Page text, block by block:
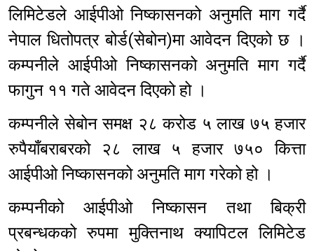
लिमिटेडले आईपीओ निष्कासनको अनुमति माग गर्दै
नेपाल धितोपत्र बोर्ड(सेबोन)मा आवेदन दिएको छ ।
कम्पनीले आईपीओ निष्कासनको अनुमति माग गर्दै
फागुन ११ गते आवेदन दिएको हो ।
कम्पनीले सेबोन समक्ष २८ करोड ५ लाख ७५ हजार
रुपैयाँबराबरको २८ लाख ५ हजार ७५० कित्ता
आईपीओ निष्कासनको अनुमति माग गरेको हो ।
कम्पनीको आईपीओ निष्कासन तथा बिक्री
प्रबन्धकको रुपमा मुक्तिनाथ क्यापिटल लिमिटेड